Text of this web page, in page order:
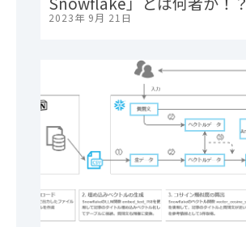
2023年 9月 21日